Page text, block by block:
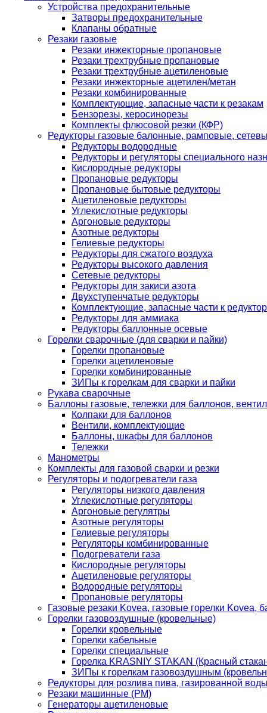
Устройства предохранительные
Затворы предохранительные
Клапаны обратные
Резаки газовые
Резаки инжекторные пропановые
Резаки трехтрубные пропановые
Резаки трехтрубные ацетиленовые
Резаки инжекторные ацетилен/метан
Резаки комбинированные
Комплектующие, запасные части к резакам
Бензорезы, керосинорезы
Комплекты флюсовой резки (КФР)
Редукторы газовые балонные, рамповые,
Редукторы водородные
Редукторы и регуляторы специального
Кислородные редукторы
Пропановые редукторы
Пропановые бытовые редукторы
Ацетиленовые редукторы
Углекислотные редукторы
Аргоновые редукторы
Азотные редукторы
Гелиевые редукторы
Редукторы для сжатого воздуха
Редукторы высокого давления
Сетевые редукторы
Редукторы для закиси азота
Двухступенчатые редукторы
Комплектующие, запасные части к
Редукторы для аммиака
Редукторы баллонные осевые
Горелки сварочные (для сварки и пайки)
Горелки пропановые
Горелки ацетиленовые
Горелки комбинированные
ЗИПы к горелкам для сварки и пайки
Рукава сварочные
Баллоны газовые, тележки для баллонов,
Колпаки для баллонов
Вентили, комплектующие
Баллоны, шкафы для баллонов
Тележки
Манометры
Комплекты для газовой сварки и резки
Регуляторы и подогреватели газа
Регуляторы низкого давления
Углекислотные регуляторы
Аргоновые регулятры
Азотные регуляторы
Гелиевые регуляторы
Регуляторы комбинированные
Подогреватели газа
Кислородные регуляторы
Ацетиленовые регуляторы
Водородные регуляторы
Пропановые регуляторы
Газовые резаки Kovea, газовые горелки Kovea,
Горелки газовоздушные (кровельные)
Горелки кровельные
Горелки кабельные
Горелки специальные
Горелка KRASNIY STAKAN (Красный
ЗИПы к горелкам газовоздушным
Редукторы для розлива пива, газированной
Резаки машинные (РМ)
Генераторы ацетиленовые